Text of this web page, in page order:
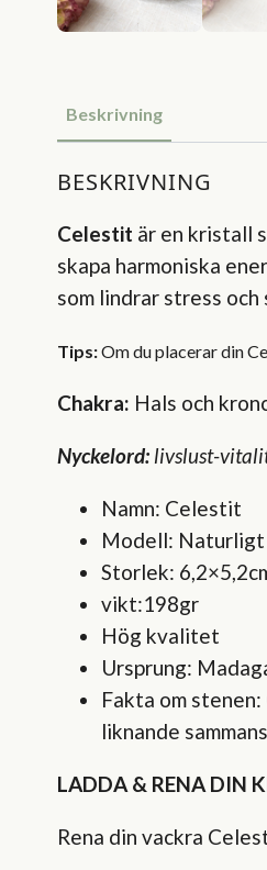
Beskrivning
BESKRIVNING
Celestit är en kristall
skapa harmoniska
som lindrar stress och
Tips:Omdu placerar din
Chakra: Hals och
Nyckelord: livslust-
Namn: Celestit
Modell:
Storlek:
vikt:198gr
Hög kvalitet
Ursprung:
Fakta om
liknande
LADDA & RENA DIN
Rena din vackra